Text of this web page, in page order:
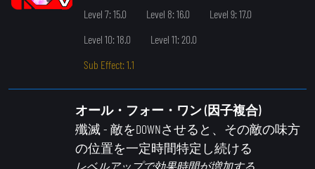
Level 7: 15.0
Level 8: 16.0
Level 9: 17.0
Level 10: 18.0
Level 11: 20.0
Sub Effect: 1.1
オール・フォー・ワン (因子複合)
殲滅- 敵をDOWNさせると、その敵の味方
の位置を一定時間特定し続ける
レベルアップで効果時間が増加する